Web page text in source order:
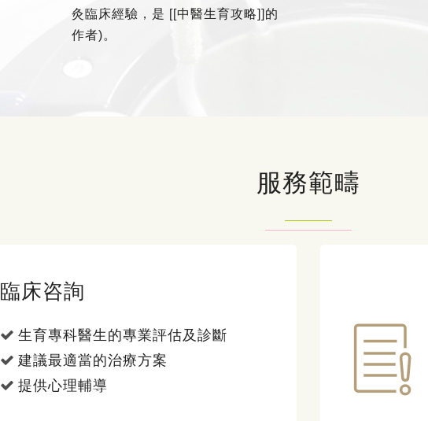
灸臨床經驗，是 [[中醫生育攻略]]的
作者)。
服務範疇
臨床咨詢
生育專科醫生的專業評估及診斷
建議最適當的治療方案
提供心理輔導